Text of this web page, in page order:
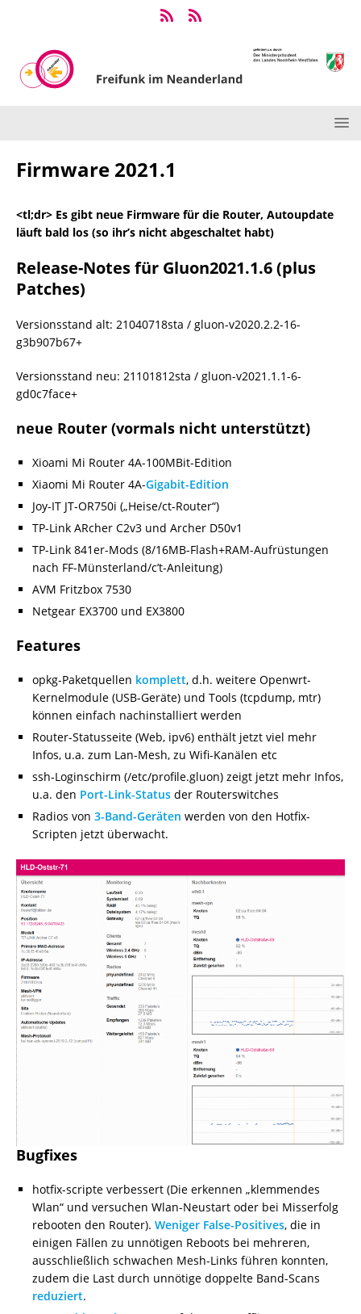
Firmware 2021.1
<tl;dr> Es gibt neue Firmware für die Router, Autoupdate
läuft bald los (so ihr’s nicht abgeschaltet habt)
Release-Notes für Gluon2021.1.6 (plus
Patches)
Versionsstand alt: 21040718sta / gluon-v2020.2.2-16-
g3b907b67+
Versionsstand neu: 21101812sta / gluon-v2021.1.1-6-
gd0c7face+
neue Router (vormals nicht unterstützt)
Xioami Mi Router 4A-100MBit-Edition
Xiaomi Mi Router 4A-Gigabit-Edition
Joy-IT JT-OR750i („Heise/ct-Router“)
TP-Link ARcher C2v3 und Archer D50v1
TP-Link 841er-Mods (8/16MB-Flash+RAM-Aufrüstungen
nach FF-Münsterland/c’t-Anleitung)
AVM Fritzbox 7530
Netgear EX3700 und EX3800
Features
opkg-Paketquellen komplett, d.h. weitere Openwrt-
Kernelmodule (USB-Geräte) und Tools (tcpdump, mtr)
können einfach nachinstalliert werden
Router-Statusseite (Web, ipv6) enthält jetzt viel mehr
Infos, u.a. zum Lan-Mesh, zu Wifi-Kanälen etc
ssh-Loginschirm (/etc/profile.gluon) zeigt jetzt mehr Infos,
u.a. den Port-Link-Status der Routerswitches
Radios von 3-Band-Geräten werden von den Hotfix-
Scripten jetzt überwacht.
Bugfixes
hotfix-scripte verbessert (Die erkennen „klemmendes
Wlan“ und versuchen Wlan-Neustart oder bei Misserfolg
rebooten den Router). Weniger False-Positives, die in
einigen Fällen zu unnötigen Reboots bei mehreren,
ausschließlich schwachen Mesh-Links führen konnten,
zudem die Last durch unnötige doppelte Band-Scans
reduziert.